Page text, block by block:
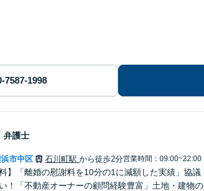
弁護士
市中区 石川町駅 から徒歩2分営業時間：09:00~22:00
料】「離婚の慰謝料を10分の1に減額した実績」協
！「不動産オーナーの顧問経験豊富」土地・建物